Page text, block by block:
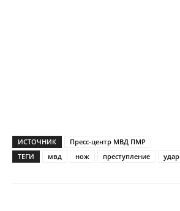
ИСТОЧНИК
Пресс-центр МВД ПМР
ТЕГИ
мвд нож преступление удар